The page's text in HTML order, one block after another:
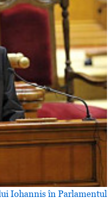
Iohannis în Parlamentul